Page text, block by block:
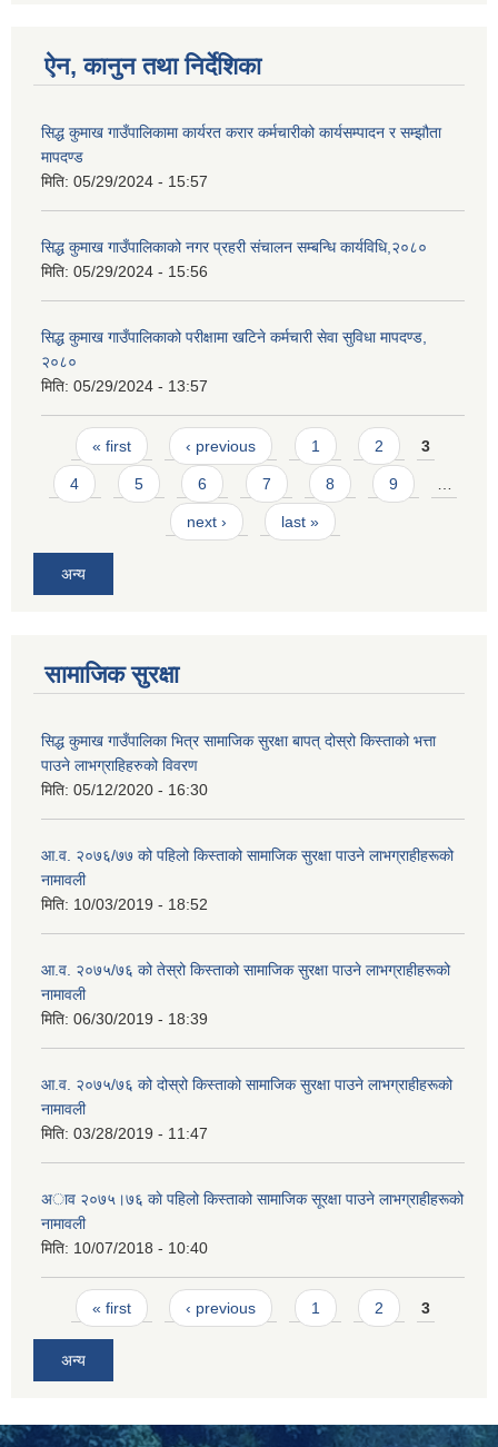
ऐन, कानुन तथा निर्देशिका
सिद्ध कुमाख गाउँपालिकामा कार्यरत करार कर्मचारीको कार्यसम्पादन र सम्झौता
मापदण्ड
मिति: 05/29/2024 - 15:57
सिद्ध कुमाख गाउँपालिकाको नगर प्रहरी संचालन सम्बन्धि कार्यविधि,२०८०
मिति: 05/29/2024 - 15:56
सिद्ध कुमाख गाउँपालिकाको परीक्षामा खटिने कर्मचारी सेवा सुविधा मापदण्ड,
२०८०
मिति: 05/29/2024 - 13:57
Pages
« first ‹ previous 1 2 3
4 5 6 7 8 9
next › last »
अन्य
सामाजिक सुरक्षा
सिद्ध कुमाख गाउँपालिका भित्र सामाजिक सुरक्षा बापत् दोस्रो किस्ताको भत्ता
पाउने लाभग्राहिहरुको विवरण
मिति: 05/12/2020 - 16:30
आ‍.व. २०७६/७७ को पहिलो किस्ताको सामाजिक सुरक्षा पाउने लाभग्राहीहरूको
नामावली
मिति: 10/03/2019 - 18:52
आ‍.व. २०७५/७६ को तेस्रो किस्ताको सामाजिक सुरक्षा पाउने लाभग्राहीहरूको
नामावली
मिति: 06/30/2019 - 18:39
आ‍.व. २०७५/७६ को दोस्रो किस्ताको सामाजिक सुरक्षा पाउने लाभग्राहीहरूको
नामावली
मिति: 03/28/2019 - 11:47
अाव २०७५।७६ काे पहिलो किस्ताको सामाजिक सूरक्षा पाउने लाभग्राहीहरूको
नामावली
मिति: 10/07/2018 - 10:40
Pages
« first ‹ previous 1 2 3
अन्य